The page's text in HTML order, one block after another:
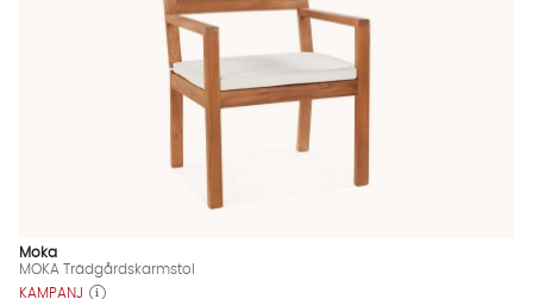
Moka
MOKA Trädgårdskarmstol
KAMPANJ